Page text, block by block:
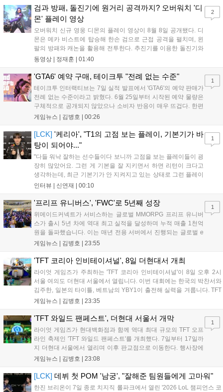
검과 방패, 돌진기에 원거리 공격까지? 오버워치 '디
몬' 플레이 영상
오버워치 신규 영웅 디몬의 플레이 영상이 8월 8일 공개됐다. 디
몬은 메카 비스트에 탑승해 한손 검으로 근접 공격을 펼치며, 왼
팔의 방패와 캐논을 활용해 전투한다. 추진기를 이용한 돌진기와
참격 형태의 궁극기를 보유했고, 메카 파괴 시 맨몸으로 기관총을
산의 영웅들 업데이트를 통해 정식 출시될 예정이다....
동영상 | 정재훈 | 01:40
2
'GTA6' 예약 구매, 테이크투 "전례 없는 수준"
테이크투 인터랙티브는 7일 실적 발표에서 'GTA6'의 예약 판매가
전례 없는 수준이라고 밝혔다. 6월 25일부터 시작된 예약 물량은
구체적으로 공개되지 않았으나 소비자 반응이 매우 뜨겁다. 한편
11월 19일 PS5와 Xbox 시리즈 X|S로 정식 출시될 예정이며, 록
상 'Grand Theft Auto VI: An Extended Look'을 최초 공개할 계획
이다....
게임뉴스 | 김병호 | 00:26
1
[LCK] '케리아', "T1의 고점 보는 플레이, 기본기가 바
탕이 되어야..."
"다들 워낙 잘하는 선수들이다 보니까 고점을 보는 플레이들이 굉
장히 많았어요. 그런 게 기본을 잘 지키면서 하면 리턴이 크다고
생각하는데, 최근 기본기가 안 지켜지고 있는 상태로 그런 플레이
를 추구하다 보니까 팀적으로 안 좋은 사고가 계속 많이 났던 것
LoL 챔피언스 코리아(LCK)'...
인터뷰 | 신연재 | 00:10
1
'프리프 유니버스', 'FWC'로 5년째 성장
위메이드커넥트가 서비스하는 글로벌 MMORPG 프리프 유니버
스가 출시 5년 차에 역대 최고 실적을 달성하며 누적 매출 1천억
원을 돌파했습니다. 이는 매년 전용 서버에서 진행되는 글로벌 e
스포츠 대회 FWC의 영향이 큽니다. FWC는 이용자가 동일한 조
은 전년 대비 매출과 이용자 지표가 대폭 상승하는 성과를 냈습니
FWC 그랜드 파이널이 개최될 예정이며, 위메이드커넥트는 이를
통해 커뮤니티 중심의 장기 성장 모델을 지속할 방침입니다....
게임뉴스 | 김병호 | 23:55
1
'TFT 코리아 인비테이셔널', 8일 더현대서 개최
라이엇 게임즈가 주최하는 'TFT 코리아 인비테이셔널'이 8일 오후 2시
서울 여의도 더현대 서울에서 열립니다. 이번 대회에는 한국의 박찬서와
김주한, 일본의 타이틀, 베트남의 YBY1이 출전해 실력을 겨룹니다. TFT
는 소속팀 없이 개인 자격으로 참가하는 독특한 대회 구조를 가지며, 누
17일까지 이어지는 이번 행사는 신규 세트 체험과 공연 등 다양한 즐길
거리를 제공하며, 이후 현대백화점 판교점에서도 행사가 이어질 예정입
니다. 연말에는 라스베이거스 오픈이 개최됩니다....
게임뉴스 | 김병호 | 23:35
'TFT 와일드 팬페스트', 더현대 서울서 개막
라이엇 게임즈가 현대백화점과 함께 역대 최대 규모의 TFT 오프
라인 축제인 'TFT 와일드 팬페스트'를 개최했다. 7일부터 17일까
지 더현대 서울에서 열리며 이후 판교점으로 이동한다. 행사장에
는 체험, 스페셜, 무대 존이 마련됐으며 8일 오후 2시 인비테이셔
연 등 다채로운 일정이 준비되어 있다. 사전 예약은 조기 마감될
게임뉴스 | 김병호 | 23:08
1
[LCK] 데뷔 첫 POM '남궁', "잘해준 팀원들에게 고마워"
한진 브리온이 7일 종로 치지직 롤파크에서 열린 '2026 LoL 챔피언스 코